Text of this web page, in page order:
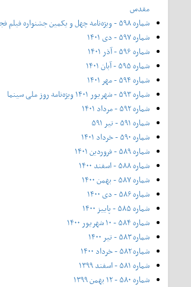
مقدس
شماره ۵۹۸ - ویژه‌نامه چهل و یکمین جشنواره فیلم فجر
شماره ۵۹۷ - دی ۱۴۰۱
شماره ۵۹۶ - آذر ۱۴۰۱
شماره ۵۹۵ - آبان ۱۴۰۱
شماره ۵۹۴ - مهر ۱۴۰۱
شماره ۵۹۳ - شهریور ۱۴۰۱ ویژه‌نامه روز ملی سینما
شماره ۵۹۲ - مرداد ۱۴۰۱
شماره ۵۹۱ - تیر ۵۹۱
شماره ۵۹۰ - خرداد ۱۴۰۱
شماره ۵۸۹ - فروردین ۱۴۰۱
شماره ۵۸۸ - اسفند ۱۴۰۰
شماره ۵۸۷ - بهمن ۱۴۰۰
شماره ۵۸۶ - دی ۱۴۰۰
شماره ۵۸۵ - پاییز ۱۴۰۰
شماره ۵۸۴ - ۱۰ شهریور ۱۴۰۰
شماره ۵۸۳ - تیر ۱۴۰۰
شماره ۵۸۲ - خرداد ۱۴۰۰
شماره ۵۸۱ - اسفند ۱۳۹۹
شماره ۵۸۰ - ۱۲ بهمن ۱۳۹۹